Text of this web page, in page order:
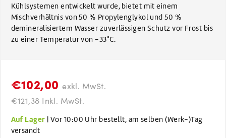
Kühlsystemen entwickelt wurde, bietet mit einem
Mischverhältnis von 50 % Propylenglykol und 50 %
demineralisiertem Wasser zuverlässigen Schutz vor Frost bis
zu einer Temperatur von -33°C.
€102,00 exkl. MwSt.
€121,38 Inkl. MwSt.
Auf Lager | Vor 10:00 Uhr bestellt, am selben (Werk-)Tag
versandt